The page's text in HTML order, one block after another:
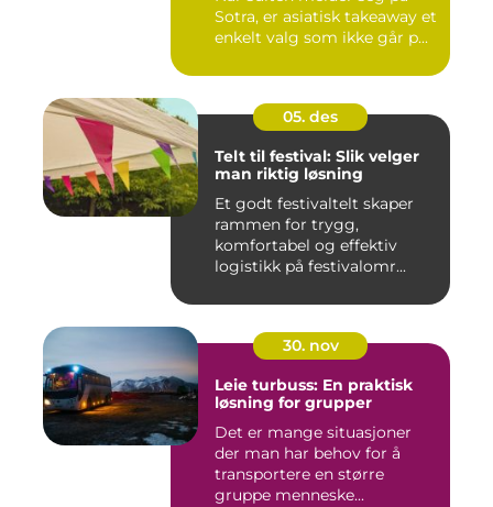
Sotra, er asiatisk takeaway et
enkelt valg som ikke går p...
05. des
Telt til festival: Slik velger
man riktig løsning
Et godt festivaltelt skaper
rammen for trygg,
komfortabel og effektiv
logistikk på festivalomr...
30. nov
Leie turbuss: En praktisk
løsning for grupper
Det er mange situasjoner
der man har behov for å
transportere en større
gruppe menneske...